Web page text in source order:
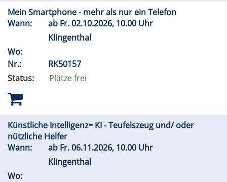
Mein Smartphone - mehr als nur ein Telefon
Wann:
ab Fr.02.10.2026, 10.00 Uhr
Klingenthal
Wo:
Nr.:
RK50157
Status:
Plätze frei
Künstliche Intelligenz= KI - Teufelszeug und/ oder
nützliche Helfer
Wann:
ab Fr.06.11.2026, 10.00 Uhr
Klingenthal
Wo: